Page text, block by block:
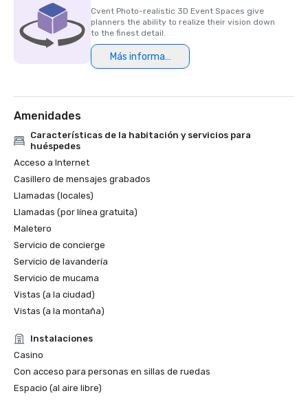
Cvent Photo-realistic 3D Event Spaces give
planners the ability to realize their vision down
to the finest detail.
Más información
Amenidades
Características de la habitación y servicios para
huéspedes
Acceso a Internet
Casillero de mensajes grabados
Llamadas (locales)
Llamadas (por línea gratuita)
Maletero
Servicio de concierge
Servicio de lavandería
Servicio de mucama
Vistas (a la ciudad)
Vistas (a la montaña)
Instalaciones
Casino
Con acceso para personas en sillas de ruedas
Espacio (al aire libre)